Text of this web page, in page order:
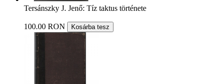
Tersánszky J. Jenő: Tíz taktus története
100.00 RON Kosárba tesz